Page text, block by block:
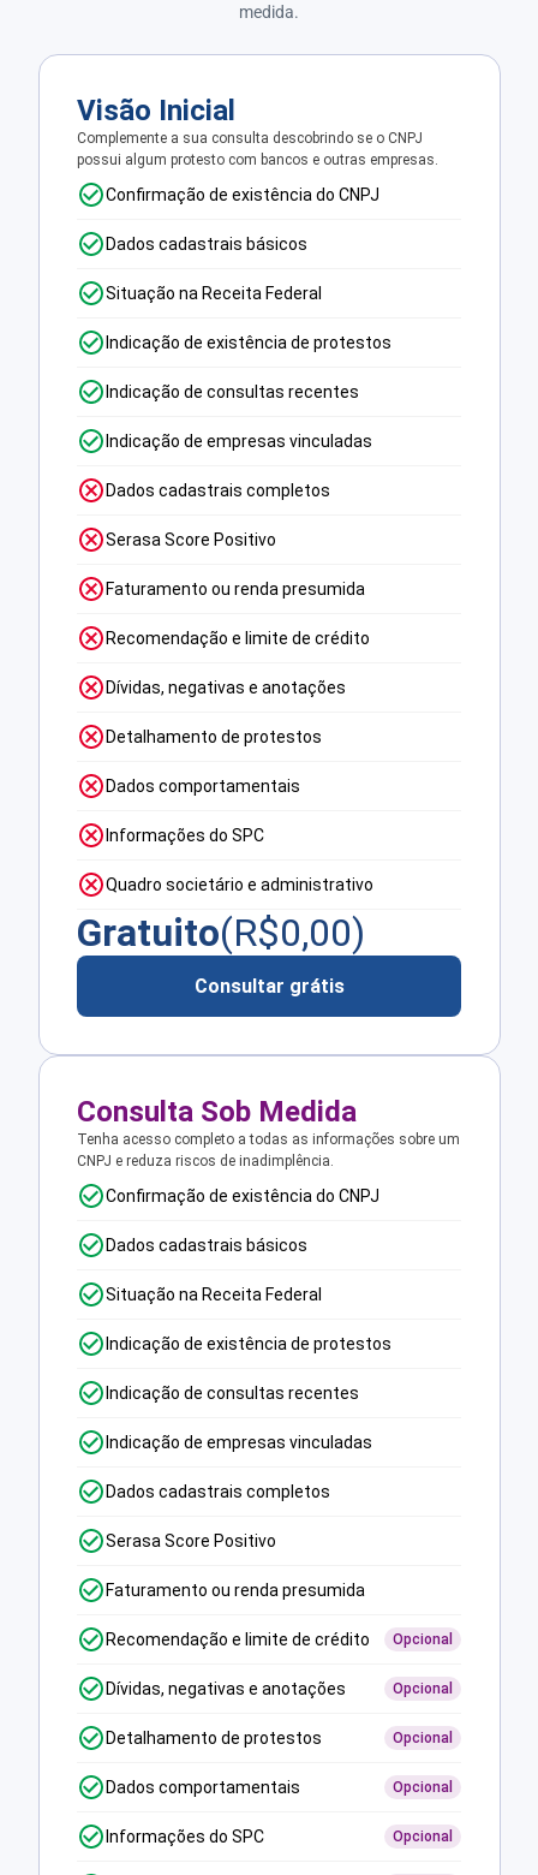
medida.
Visão Inicial
Complemente a sua consulta descobrindo se o CNPJ
possui algum protesto com bancos e outras empresas.
Confirmação de existência do CNPJ
Dados cadastrais básicos
Situação na Receita Federal
Indicação de existência de protestos
Indicação de consultas recentes
Indicação de empresas vinculadas
Dados cadastrais completos
Serasa Score Positivo
Faturamento ou renda presumida
Recomendação e limite de crédito
Dívidas, negativas e anotações
Detalhamento de protestos
Dados comportamentais
Informações do SPC
Quadro societário e administrativo
Gratuito(R$0,00)
Consultar grátis
Consulta Sob Medida
Tenha acesso completo a todas as informações sobre um
CNPJ e reduza riscos de inadimplência.
Confirmação de existência do CNPJ
Dados cadastrais básicos
Situação na Receita Federal
Indicação de existência de protestos
Indicação de consultas recentes
Indicação de empresas vinculadas
Dados cadastrais completos
Serasa Score Positivo
Faturamento ou renda presumida
Recomendação e limite de crédito Opcional
Dívidas, negativas e anotações Opcional
Detalhamento de protestos Opcional
Dados comportamentais Opcional
Informações do SPC Opcional